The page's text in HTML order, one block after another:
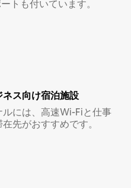
トも付いています。
ス⁠向⁠け宿⁠泊⁠施⁠設
には、高速Wi-Fiと仕事
先がおすすめです。